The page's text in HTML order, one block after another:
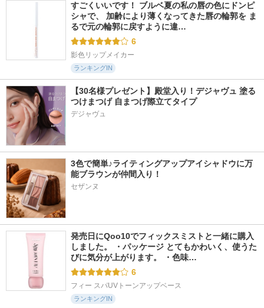
すごくいいです！ ブルベ夏の私の唇の色にドンピ
シャで、 加齢により薄くなってきた唇の輪郭を ま
るで元の輪郭に戻すように違…
6
影色リップメイカー
ランキングIN
【30名様プレゼント】殿堂入り！デジャヴュ 塗る
つけまつげ 自まつげ際立てタイプ
デジャヴュ
3色で簡単♪ライティングアップアイシャドウに万
能ブラウンが仲間入り！
セザンヌ
発売日にQoo10でフィックスミストと一緒に購入
しました。 ・パッケージ とてもかわいく、使うた
びに気分が上がります。 ・色味…
6
フィー スパUVトーンアップベース
ランキングIN